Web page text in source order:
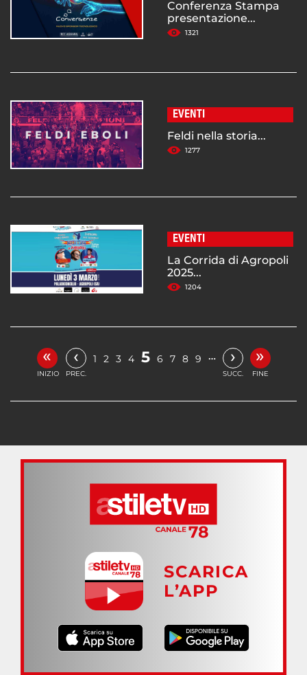
Conferenza Stampa
presentazione...
1321
EVENTI
Feldi nella storia...
1277
EVENTI
La Corrida di Agropoli
2025...
1204
«
INIZIO
‹
PREC.
1 2 3 4 5 6 7 8 9 … ›
SUCC.
»
FINE
SCARICA
L’APP